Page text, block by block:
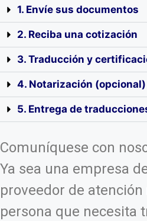
1. Envíe sus documentos
2. Reciba una cotización
3. Traducción y
4. Notarización (opcional)
5. Entrega de
Comuníquese con
Ya sea una empresa
proveedor de
persona que necesita